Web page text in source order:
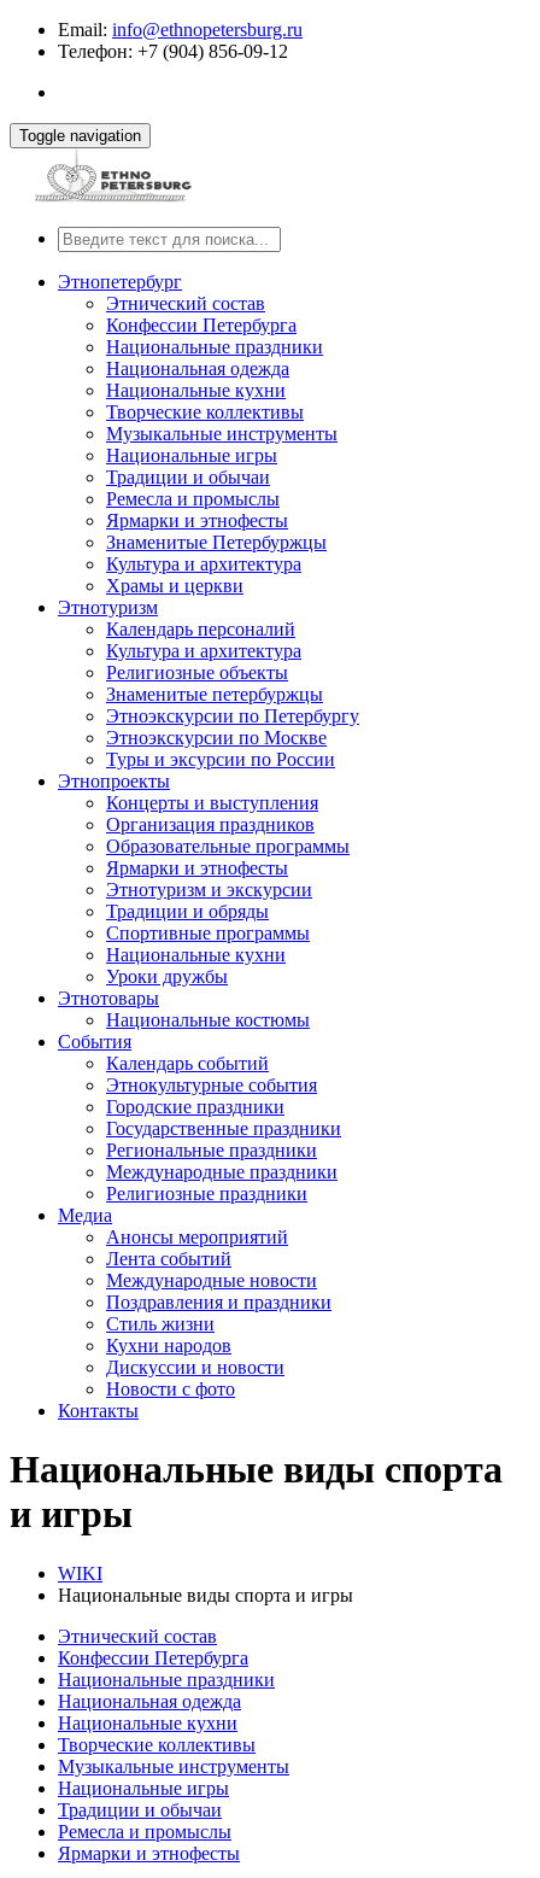
Email: info@ethnopetersburg.ru
Телефон: +7 (904) 856-09-12
Toggle navigation
Этнопетербург
Этнический состав
Конфессии Петербурга
Национальные праздники
Национальная одежда
Национальные кухни
Творческие коллективы
Музыкальные инструменты
Национальные игры
Традиции и обычаи
Ремесла и промыслы
Ярмарки и этнофесты
Знаменитые Петербуржцы
Культура и архитектура
Храмы и церкви
Этнотуризм
Календарь персоналий
Культура и архитектура
Религиозные объекты
Знаменитые петербуржцы
Этноэкскурсии по Петербургу
Этноэкскурсии по Москве
Туры и эксурсии по России
Этнопроекты
Концерты и выступления
Организация праздников
Образовательные программы
Ярмарки и этнофесты
Этнотуризм и экскурсии
Традиции и обряды
Спортивные программы
Национальные кухни
Уроки дружбы
Этнотовары
Национальные костюмы
События
Календарь событий
Этнокультурные события
Городские праздники
Государственные праздники
Региональные праздники
Международные праздники
Религиозные праздники
Медиа
Анонсы мероприятий
Лента событий
Международные новости
Поздравления и праздники
Cтиль жизни
Кухни народов
Дискуссии и новости
Новости с фото
Контакты
Национальные виды спорта
и игры
WIKI
Национальные виды спорта и игры
Этнический состав
Конфессии Петербурга
Национальные праздники
Национальная одежда
Национальные кухни
Творческие коллективы
Музыкальные инструменты
Национальные игры
Традиции и обычаи
Ремесла и промыслы
Ярмарки и этнофесты